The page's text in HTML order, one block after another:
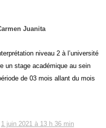
Juanita
niveau 2 à l’université
un stage académique au sein
de 03 mois allant du mois
1 juin 2021 à 13 h 36 min